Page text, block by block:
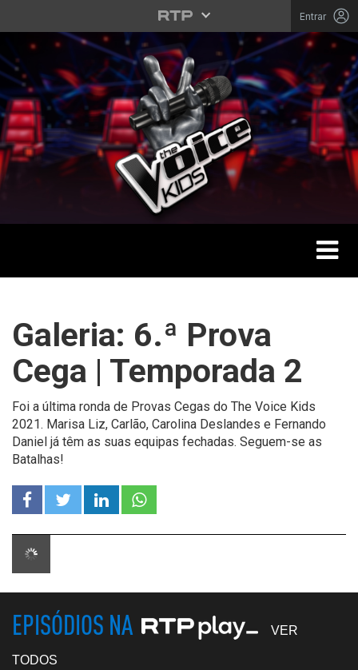
Saltar para o conteúdo principal
Entrar
Toggle
Galeria: 6.ª Prova
Cega | Temporada 2
Foi a última ronda de Provas Cegas do The Voice Kids
2021. Marisa Liz, Carlão, Carolina Deslandes e Fernando
Daniel já têm as suas equipas fechadas. Seguem-se as
Batalhas!
EPISÓDIOS NA VER
TODOS